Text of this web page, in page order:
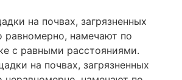
на почвах, загрязненных
равномерно, намечают по
с равными расстояниями.
на почвах, загрязненных